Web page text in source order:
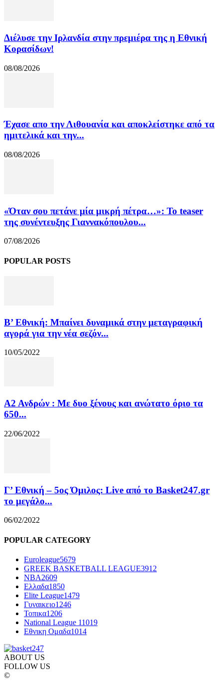
Διέλυσε την Ιρλανδία στην πρεμιέρα της η Εθνική
Κορασίδων!
08/08/2026
Έχασε απο την Λιθουανία και αποκλείστηκε από τα
ημιτελικά και την...
08/08/2026
«Όταν σου πετάνε μία μικρή πέτρα…»: Το teaser
της συνέντευξης Γιαννακόπουλου...
07/08/2026
POPULAR POSTS
Β’ Εθνική: Μπαίνει δυναμικά στην μεταγραφική
αγορά για την νέα σεζόν...
10/05/2022
Α2 Ανδρών : Με δυο ξένους και ανώτατο όριο τα
650...
22/06/2022
Γ’ Εθνική – 5ος Όμιλος: Live από το Basket247.gr
το μεγάλο...
06/02/2022
POPULAR CATEGORY
Euroleague5679
GREEK BASKETBALL LEAGUE3912
NBA2609
Ελλαδα1850
Elite League1479
Γυναικειο1246
Τοπικα1206
National League 11019
Εθνικη Ομαδα1014
ABOUT US
FOLLOW US
©